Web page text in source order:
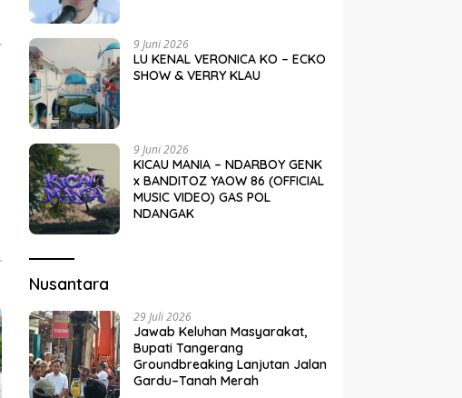
9 Juni 2026
LU KENAL VERONICA KO – ECKO
SHOW & VERRY KLAU
9 Juni 2026
KICAU MANIA – NDARBOY GENK
x BANDITOZ YAOW 86 (OFFICIAL
MUSIC VIDEO) GAS POL
NDANGAK
Nusantara
29 Juli 2026
Jawab Keluhan Masyarakat,
Bupati Tangerang
Groundbreaking Lanjutan Jalan
Gardu–Tanah Merah